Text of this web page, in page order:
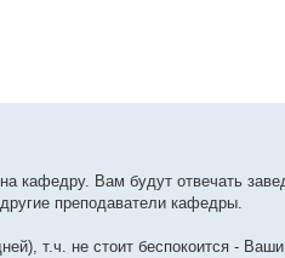
кафедру. Вам будут отвечать
преподаватели кафедры.
т.ч. не стоит беспокоится -